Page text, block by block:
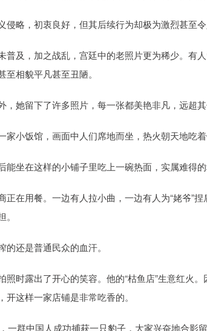
侵略，初衷良好，但其后续行为却极为激烈甚至令
普及，加之战乱，宫廷中的老照片更为稀少。有
相貌平凡甚至丑陋。
，她留下了许多照片，每一张都美艳非凡，远超其
家小饭馆，画面中人们席地而坐，热火朝天地吃
能坐在这样的小铺子里吃上一碗热面，实属难得的
正在用餐。一边有人拉小曲，一边有人为“姥爷”
还是普通民众的血汗。
照时露出了开心的笑容。他的“枯鱼店”生意红火。
这样一家店铺是非常吃香的。
一群中国人成功捕获一只豹子，大家兴奋地合影